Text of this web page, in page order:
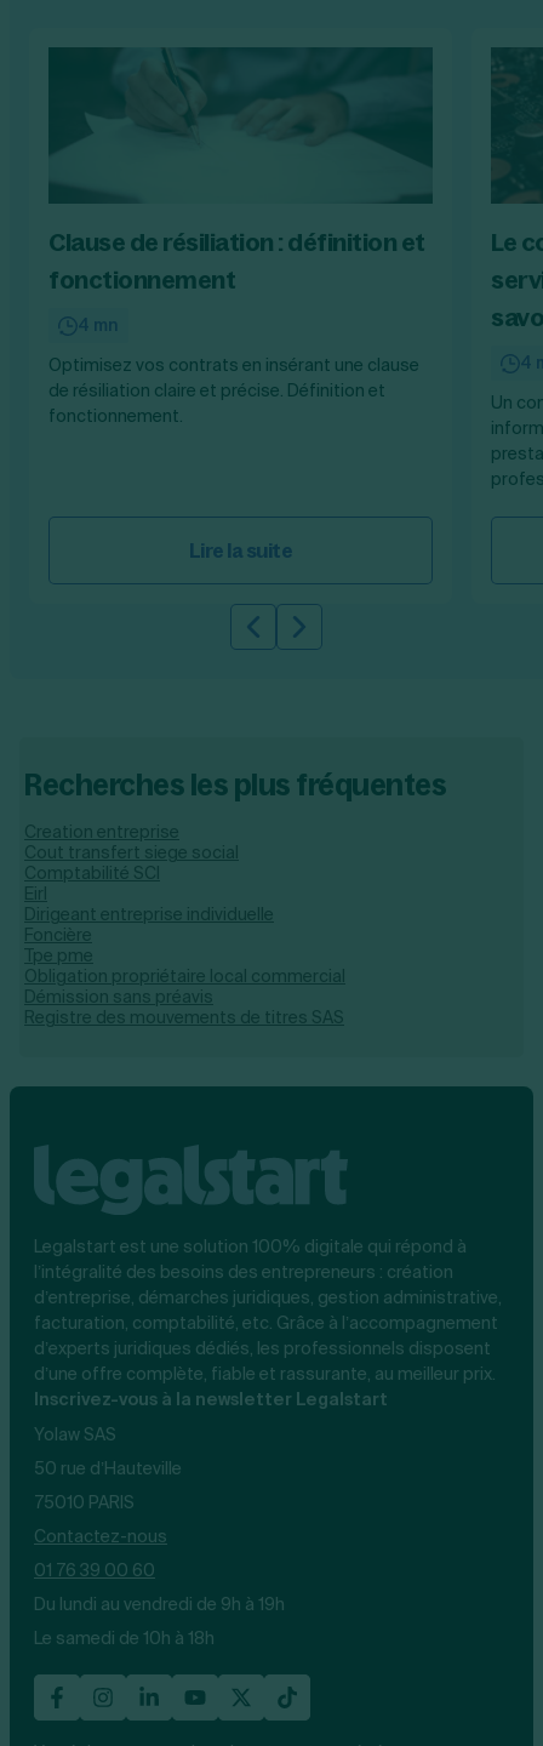
Clause de résiliation : définition et
fonctionnement
4 mn
Optimisez vos contrats en insérant une clause
de résiliation claire et précise. Définition et
fonctionnement.
Lire la suite
Le
4
Un
Slide précédente
Slide suivante
Recherches les plus fréquentes
Creation entreprise
Cout transfert siege social
Comptabilité SCI
Eirl
Dirigeant entreprise individuelle
Foncière
Tpe pme
Obligation propriétaire local commercial
Démission sans préavis
Registre des mouvements de titres SAS
Legalstart est une solution 100% digitale qui répond à
l’intégralité des besoins des entrepreneurs : création
d’entreprise, démarches juridiques, gestion administrative,
facturation, comptabilité, etc. Grâce à l’accompagnement
d’experts juridiques dédiés, les professionnels disposent
d’une offre complète, fiable et rassurante, au meilleur prix.
Inscrivez-vous à la newsletter Legalstart
Yolaw SAS
50 rue d’Hauteville
75010 PARIS
Contactez-nous
01 76 39 00 60
Du lundi au vendredi de 9h à 19h
Le samedi de 10h à 18h